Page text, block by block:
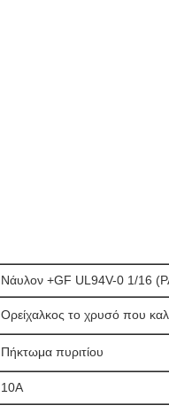
Νάυλον +GF UL94V-0 1/16
Ορείχαλκος το χρυσό που
Πήκτωμα πυριτίου
10A